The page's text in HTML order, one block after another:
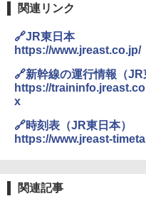
関連リンク
🔗JR東日本
https://www.jreast.co.jp/
🔗新幹線の運行情報（JR
https://
x
🔗時刻表（JR東日本）
https://www.jreast-
関連記事